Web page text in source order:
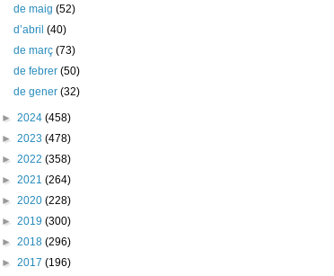
de maig(52)
d’abril(40)
de març(73)
de febrer(50)
de gener(32)
► 2024 (458)
► 2023 (478)
► 2022 (358)
► 2021 (264)
► 2020 (228)
► 2019 (300)
► 2018 (296)
► 2017 (196)